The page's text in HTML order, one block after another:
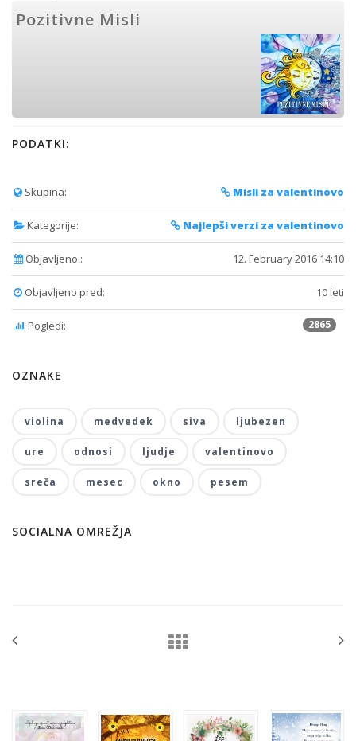
Pozitivne Misli
PODATKI:
Skupina: Misli za valentinovo
Kategorije: Najlepši verzi za valentinovo
Objavljeno:: 12. February 2016 14:10
Objavljeno pred: 10 leti
Pogledi: 2865
OZNAKE
violina medvedek siva ljubezen
ure odnosi ljudje valentinovo
sreča mesec okno pesem
SOCIALNA OMREŽJA